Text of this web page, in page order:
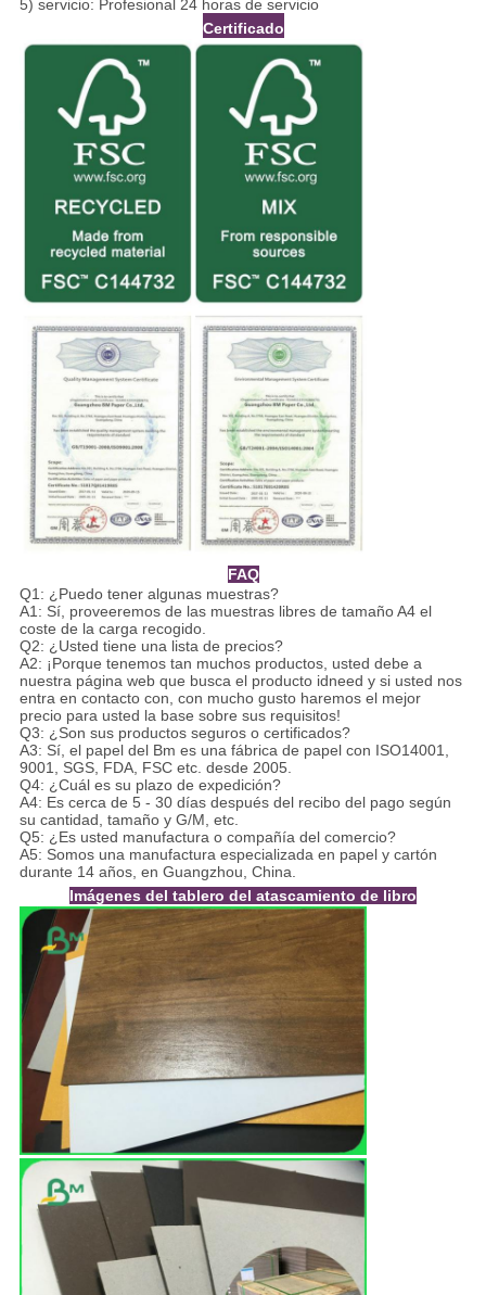
5) servicio: Profesional 24 horas de servicio
Certificado
FAQ
Q1: ¿Puedo tener algunas muestras?
A1: Sí, proveeremos de las muestras libres de tamaño A4 el
coste de la carga recogido.
Q2: ¿Usted tiene una lista de precios?
A2: ¡Porque tenemos tan muchos productos, usted debe a
nuestra página web que busca el producto idneed y si usted nos
entra en contacto con, con mucho gusto haremos el mejor
precio para usted la base sobre sus requisitos!
Q3: ¿Son sus productos seguros o certificados?
A3: Sí, el papel del Bm es una fábrica de papel con ISO14001,
9001, SGS, FDA, FSC etc. desde 2005.
Q4: ¿Cuál es su plazo de expedición?
A4: Es cerca de 5 - 30 días después del recibo del pago según
su cantidad, tamaño y G/M, etc.
Q5: ¿Es usted manufactura o compañía del comercio?
A5: Somos una manufactura especializada en papel y cartón
durante 14 años, en Guangzhou, China.
Imágenes del tablero del atascamiento de libro